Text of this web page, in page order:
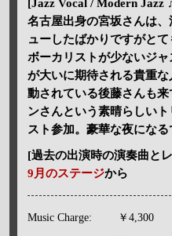
[Jazz Vocal / Modern Jazz
名古屋出身の宮坂さんは
ューしたばかりですがと
ボーカリストが少ないジ
が大いに期待される貴重
動されている後藤さんも
ンさんという素晴らしい
スト参加。豪華な夜に
[過去の出演時の演奏曲と
9月のステージから
Music Charge: ￥4,300